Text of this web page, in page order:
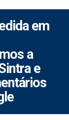
em
a
e